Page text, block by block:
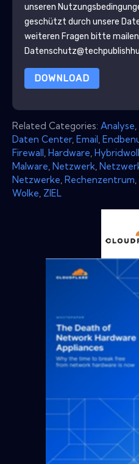
unseren
geschützt durch unsere
weiteren Fragen bitte mailen
DOWNLOAD
Related Categories: Analyse
Daten Center, Email
Firewall Hardware
Malware Netzwerk
Netzwerke Rechenzentrum
Wolke ZIEL